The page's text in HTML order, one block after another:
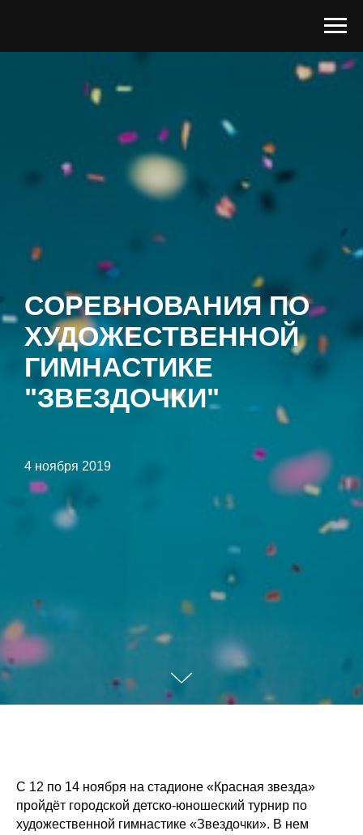
СОРЕВНОВАНИЯ ПО
ХУДОЖЕСТВЕННОЙ
ГИМНАСТИКЕ
"ЗВЕЗДОЧКИ"
4 ноября 2019
С 12 по 14 ноября на стадионе «Красная звезда»
пройдёт городской детско-юношеский турнир по
художественной гимнастике «Звездочки». В нем